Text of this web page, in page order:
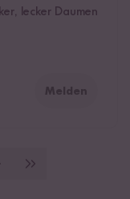
lecker Daumen
Melden